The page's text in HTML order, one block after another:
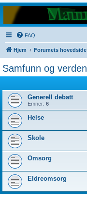
FAQ
Hjem Forumets hovedside
Samfunn og verden
Generell debatt
Emner: 6
Helse
Skole
Omsorg
Eldreomsorg